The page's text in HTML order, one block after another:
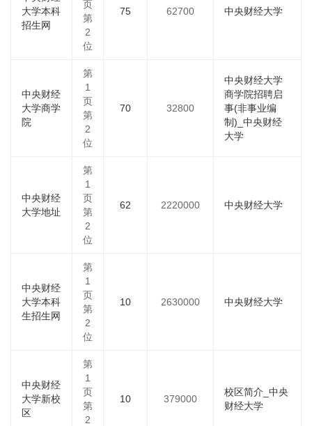
大学本科
招生网
页
第
2
位
75 62700 中央财经大学
中央财经
大学商学
院
第
1
页
第
2
位
70 32800
中央财经大学
商学院招聘启
事(非事业编
制)_中央财经
大学
中央财经
大学地址
第
1
页
第
2
位
62 2220000 中央财经大学
中央财经
大学本科
生招生网
第
1
页
第
2
位
10 2630000 中央财经大学
中央财经
大学新校
区
第
1
页
第
2
10 379000
校区简介_中央
财经大学